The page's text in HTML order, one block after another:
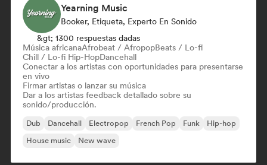
Yearning Music
Booker, Etiqueta, Experto En Sonido
&gt; 1300 respuestas dadas
Música africanaAfrobeat / AfropopBeats / Lo-fi
Chill / Lo-fi Hip-HopDancehall
Conectar a los artistas con oportunidades para presentarse
en vivo
Firmar artistas o lanzar su música
Dar a los artistas feedback detallado sobre su
sonido/producción.
Dub Dancehall Electropop French Pop Funk
Hip-hop
House music
New wave